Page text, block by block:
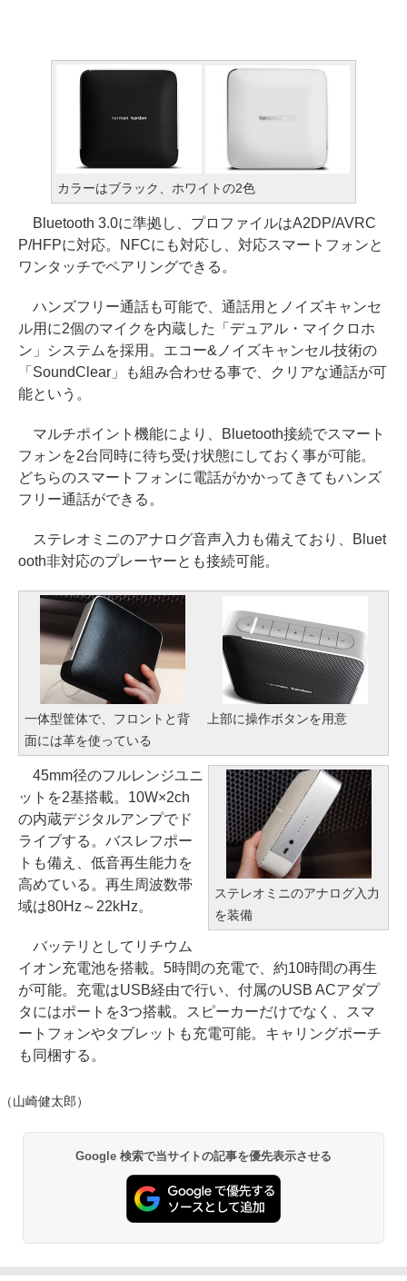
カラーはブラック、ホワイトの2色
Bluetooth 3.0に準拠し、プロファイルはA2DP/AVRC
P/HFPに対応。NFCにも対応し、対応スマートフォンと
ワンタッチでペアリングできる。
ハンズフリー通話も可能で、通話用とノイズキャンセ
ル用に2個のマイクを内蔵した「デュアル・マイクロホ
ン」システムを採用。エコー&ノイズキャンセル技術の
「SoundClear」も組み合わせる事で、クリアな通話が可
能という。
マルチポイント機能により、Bluetooth接続でスマート
フォンを2台同時に待ち受け状態にしておく事が可能。
どちらのスマートフォンに電話がかかってきてもハンズ
フリー通話ができる。
ステレオミニのアナログ音声入力も備えており、Bluet
ooth非対応のプレーヤーとも接続可能。
一体型筐体で、フロントと背
面には革を使っている
上部に操作ボタンを用意
ステレオミニのアナログ入力
を装備
45mm径のフルレンジユニ
ットを2基搭載。10W×2ch
の内蔵デジタルアンプでド
ライブする。バスレフポー
トも備え、低音再生能力を
高めている。再生周波数帯
域は80Hz～22kHz。
バッテリとしてリチウム
イオン充電池を搭載。5時間の充電で、約10時間の再生
が可能。充電はUSB経由で行い、付属のUSB ACアダプ
タにはポートを3つ搭載。スピーカーだけでなく、スマ
ートフォンやタブレットも充電可能。キャリングポーチ
も同梱する。
（山崎健太郎）
Google 検索で当サイトの記事を優先表示させる